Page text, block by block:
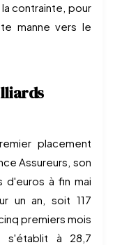
contrainte, pour
manne vers le
placement
Assureurs, son
d'euros à fin mai
un an, soit 117
premiers mois
s'établit à 28,7